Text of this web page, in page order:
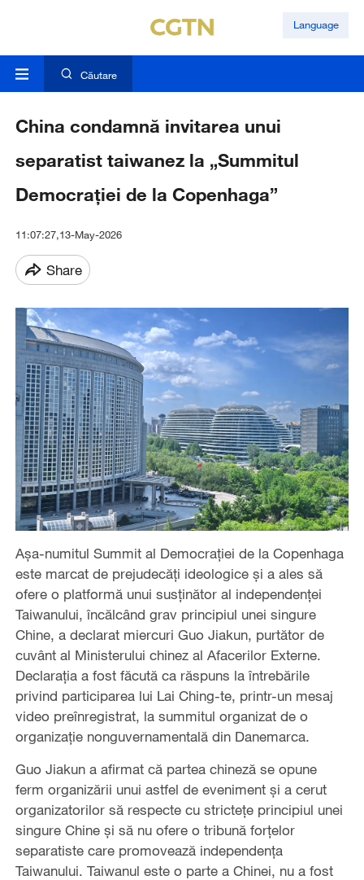
Language
Căutare
China condamnă invitarea unui
separatist taiwanez la „Summitul
Democrației de la Copenhaga”
11:07:27,13-May-2026
Share
Așa-numitul Summit al Democrației de la Copenhaga
este marcat de prejudecăți ideologice și a ales să
ofere o platformă unui susținător al independenței
Taiwanului, încălcând grav principiul unei singure
Chine, a declarat miercuri Guo Jiakun, purtător de
cuvânt al Ministerului chinez al Afacerilor Externe.
Declarația a fost făcută ca răspuns la întrebările
privind participarea lui Lai Ching-te, printr-un mesaj
video preînregistrat, la summitul organizat de o
organizație nonguvernamentală din Danemarca.
Guo Jiakun a afirmat că partea chineză se opune
ferm organizării unui astfel de eveniment și a cerut
organizatorilor să respecte cu strictețe principiul unei
singure Chine și să nu ofere o tribună forțelor
separatiste care promovează independența
Taiwanului. Taiwanul este o parte a Chinei, nu a fost